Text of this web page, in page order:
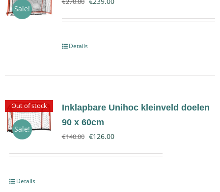
Sale!
Details
Out of stock
Sale!
Inklapbare Unihoc kleinveld doelen
90 x 60cm
€140.00 €126.00
Details